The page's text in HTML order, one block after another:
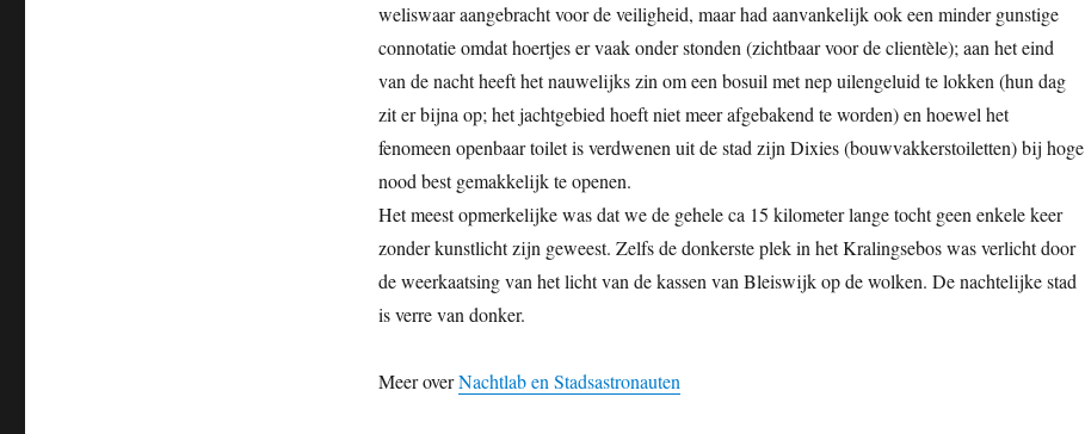
weliswaar aangebracht voor de veiligheid, maar had aanvankelijk ook een minder gunstige
connotatie omdat hoertjes er vaak onder stonden (zichtbaar voor de clientèle); aan het eind
van de nacht heeft het nauwelijks zin om een bosuil met nep uilengeluid te lokken (hun dag
zit er bijna op; het jachtgebied hoeft niet meer afgebakend te worden) en hoewel het
fenomeen openbaar toilet is verdwenen uit de stad zijn Dixies (bouwvakkerstoiletten) bij hoge
nood best gemakkelijk te openen.
Het meest opmerkelijke was dat we de gehele ca 15 kilometer lange tocht geen enkele keer
zonder kunstlicht zijn geweest. Zelfs de donkerste plek in het Kralingsebos was verlicht door
de weerkaatsing van het licht van de kassen van Bleiswijk op de wolken. De nachtelijke stad
is verre van donker.
Meer overNachtlab en Stadsastronauten